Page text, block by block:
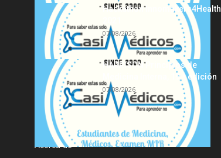
Hackathon Innomakers4Health
07/08/2026
HARRISON Principios de
Medicina Interna, 19.ª edición
07/08/2026
Acerca de